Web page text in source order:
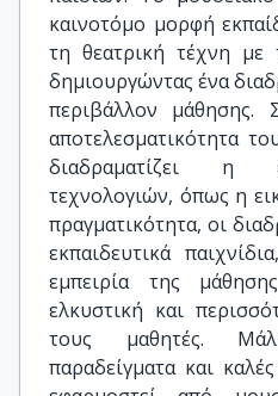
καινοτόμο μορφή
τη θεατρική τέχνη
δημιουργώντας ένα
περιβάλλον μάθησης.
αποτελεσματικότητα
διαδραματίζει η
τεχνολογιών, όπως η
πραγματικότητα, οι
εκπαιδευτικά
εμπειρία της
ελκυστική και
τους μαθητές.
παραδείγματα και